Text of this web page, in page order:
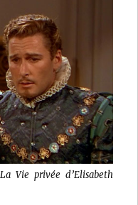
La Vie privée d’Elisabeth